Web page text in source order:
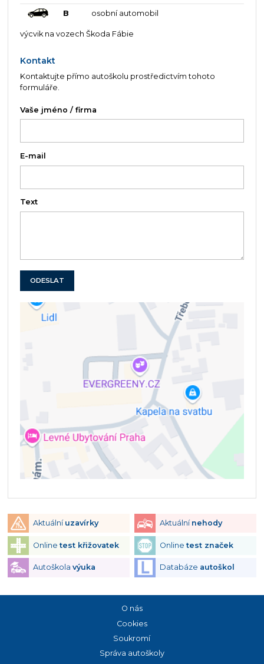
B osobní automobil
výcvik na vozech Škoda Fábie
Kontakt
Kontaktujte přímo autoškolu prostředictvím tohoto
formuláře.
Vaše jméno / firma
E-mail
Text
ODESLAT
Aktuální uzavírky Aktuální nehody
Onlinetest křižovatek Onlinetest značek
Autoškola výuka Databáze autoškol
O nás
Cookies
Soukromí
Správa autoškoly